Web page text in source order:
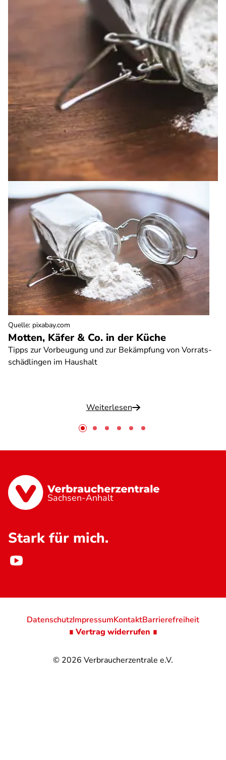
Motten, Käfer & Co. in der Küche
Tipps zur Vorbeugung und zur Bekämpfung von Vorrats-
schädlingen im Haushalt
Weiterlesen
Quelle: pixabay.com
Sachsen-Anhalt
Stark für mich.
© 2026 Verbraucherzentrale e.V.
DatenschutzImpressumKontaktBarrierefreiheit
∎ Vertrag widerrufen ∎